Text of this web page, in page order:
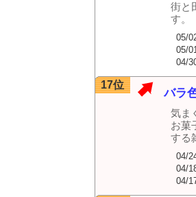
街と
す。
05/
05/
04/
17位
バラ
気ま
お菓
する
04/
04/
04/